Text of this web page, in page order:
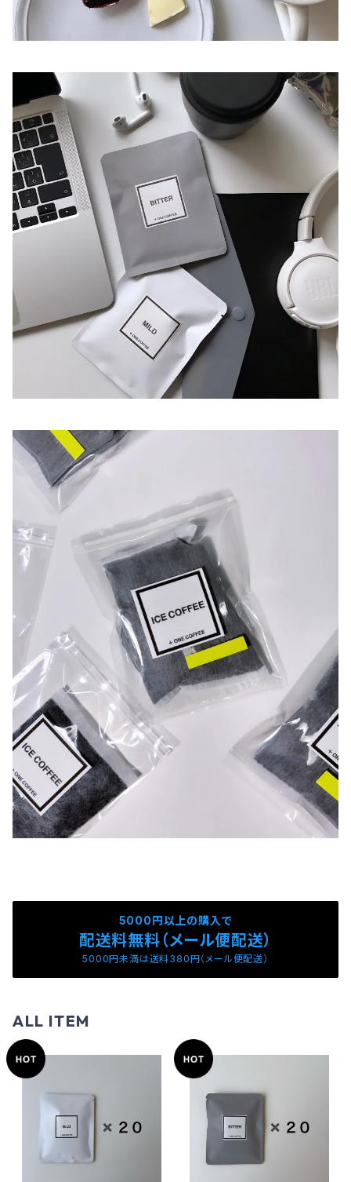
5000円以上の購入で
配送料無料（メール便配送）
5000円未満は送料380円（メール便配送）
ALL ITEM